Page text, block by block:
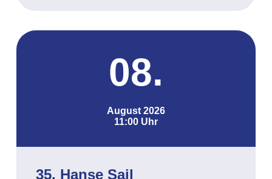
08.
August 2026
11:00 Uhr
35. Hanse Sail